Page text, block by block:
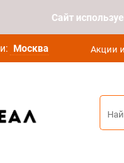
Cайт
Москва Акции